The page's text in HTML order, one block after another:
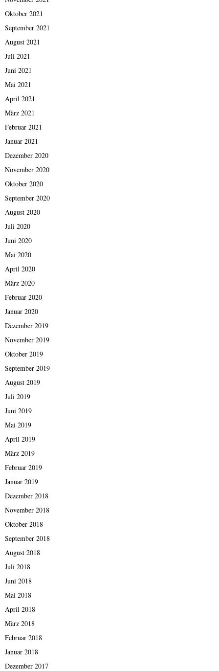
Oktober 2021
September 2021
August 2021
Juli 2021
Juni 2021
Mai 2021
April 2021
März 2021
Februar 2021
Januar 2021
Dezember 2020
November 2020
Oktober 2020
September 2020
August 2020
Juli 2020
Juni 2020
Mai 2020
April 2020
März 2020
Februar 2020
Januar 2020
Dezember 2019
November 2019
Oktober 2019
September 2019
August 2019
Juli 2019
Juni 2019
Mai 2019
April 2019
März 2019
Februar 2019
Januar 2019
Dezember 2018
November 2018
Oktober 2018
September 2018
August 2018
Juli 2018
Juni 2018
Mai 2018
April 2018
März 2018
Februar 2018
Januar 2018
Dezember 2017